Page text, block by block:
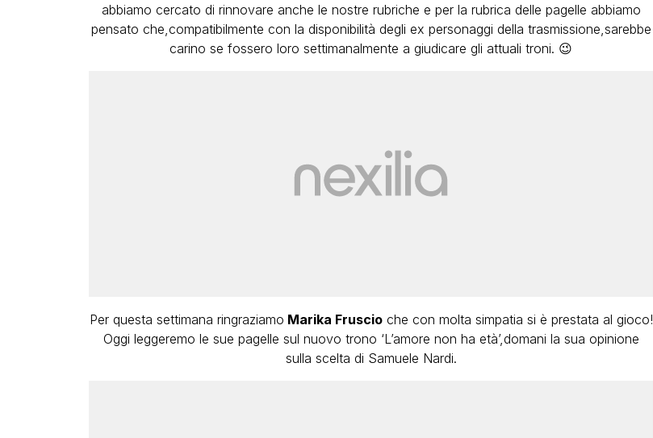
abbiamo cercato di rinnovare anche le nostre rubriche e per la rubrica delle pagelle abbiamo
pensato che,compatibilmente con la disponibilità degli ex personaggi della trasmissione,sarebbe
carino se fossero loro settimanalmente a giudicare gli attuali troni. 😉
Per questa settimana ringraziamo Marika Fruscioche con molta simpatia si è prestata al gioco!
Oggi leggeremo le sue pagelle sul nuovo trono ‘L’amore non ha età’,domani la sua opinione
sulla scelta di Samuele Nardi.